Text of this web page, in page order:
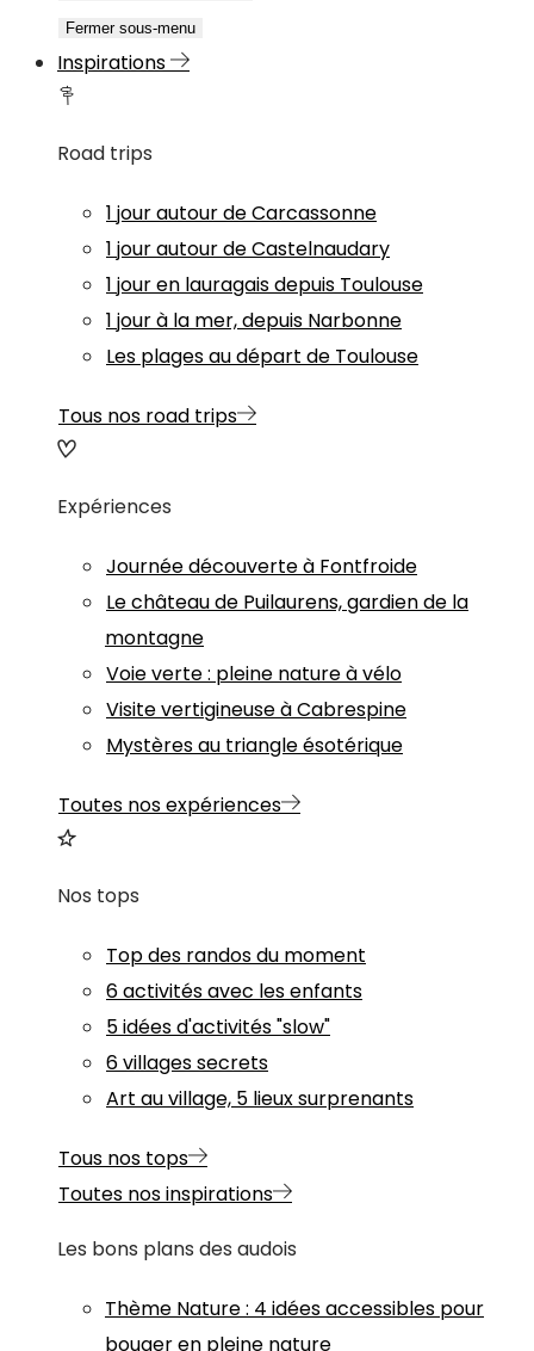
Fermer sous-menu
Inspirations
Road trips
1 jour autour de Carcassonne
1 jour autour de Castelnaudary
1 jour en lauragais depuis Toulouse
1 jour à la mer, depuis Narbonne
Les plages au départ de Toulouse
Tous nos road trips
Expériences
Journée découverte à Fontfroide
Le château de Puilaurens, gardien de la
montagne
Voie verte : pleine nature à vélo
Visite vertigineuse à Cabrespine
Mystères au triangle ésotérique
Toutes nos expériences
Nos tops
Top des randos du moment
6 activités avec les enfants
5 idées d'activités "slow"
6 villages secrets
Art au village, 5 lieux surprenants
Tous nos tops
Toutes nos inspirations
Les bons plans des audois
Thème Nature: 4 idées accessibles pour
bouger en pleine nature